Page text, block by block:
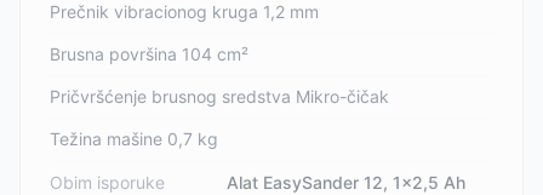
Prečnik vibracionog kruga 1,2 mm
Brusna površina 104 cm²
Pričvršćenje brusnog sredstva Mikro-čičak
Težina mašine 0,7 kg
Obim isporuke
Alat EasySander 12, 1x2,5 Ah